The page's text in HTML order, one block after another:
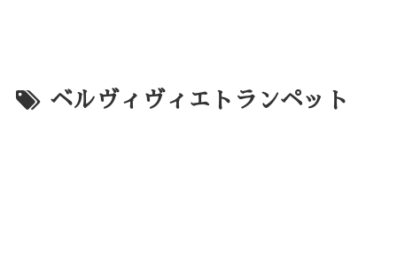
ベルヴィヴィエトランペット